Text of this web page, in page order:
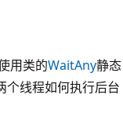
用类的WaitAny静态
个线程如何执行后台